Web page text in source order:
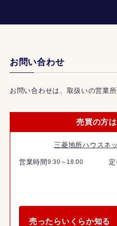
お問い合わせ
お問い合わせは、取扱いの営業
売買の方
三菱地所ハウスネ
営業時間 9:30～18:00
売ったらいくらか知る